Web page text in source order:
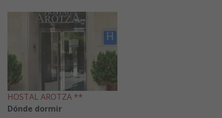
HOSTAL AROTZA **
Dónde dormir